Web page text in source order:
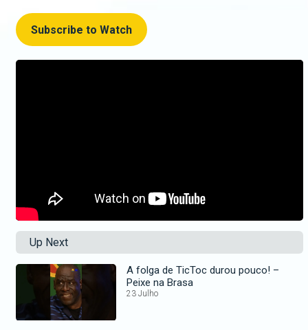
Subscribe to Watch
Up Next
A folga de TicToc durou pouco! –
Peixe na Brasa
23 Julho